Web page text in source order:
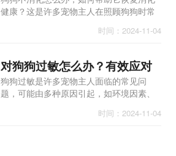
健康？这是许多宠物主人在照顾狗狗时常
弱，容易受到饮食、环境和健康状况的影
时间：2024-11-04
对狗狗过敏怎么办？有效应对
措施与建议分享
狗狗过敏是许多宠物主人面临的常见问
题，可能由多种原因引起，如环境因素、
狗过敏的症状、原因及有效应对措施，帮
时间：2024-11-04